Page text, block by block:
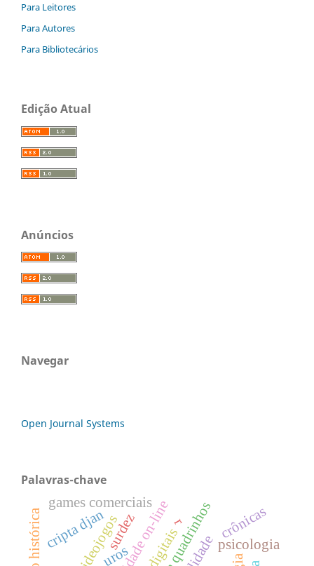
Para Leitores
Para Autores
Para Bibliotecários
Edição Atual
Anúncios
Navegar
Open Journal Systems
Palavras-chave
psicologia
games comerciais
uros
crônicas
surdez
videojogos r
cripta djan